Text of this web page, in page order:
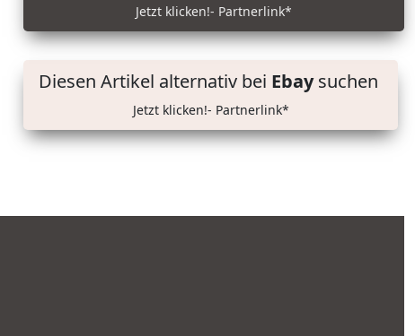
Jetzt klicken!- Partnerlink*
Diesen Artikel alternativ bei Ebaysuchen
Jetzt klicken!- Partnerlink*